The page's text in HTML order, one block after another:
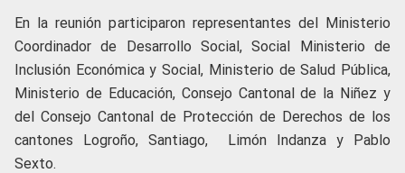
En la reunión participaron representantes del Ministerio
Coordinador de Desarrollo Social, Social Ministerio de
Inclusión Económica y Social, Ministerio de Salud Pública,
Ministerio de Educación, Consejo Cantonal de la Niñez y
del Consejo Cantonal de Protección de Derechos de los
cantones Logroño, Santiago, Limón Indanza y Pablo
Sexto.